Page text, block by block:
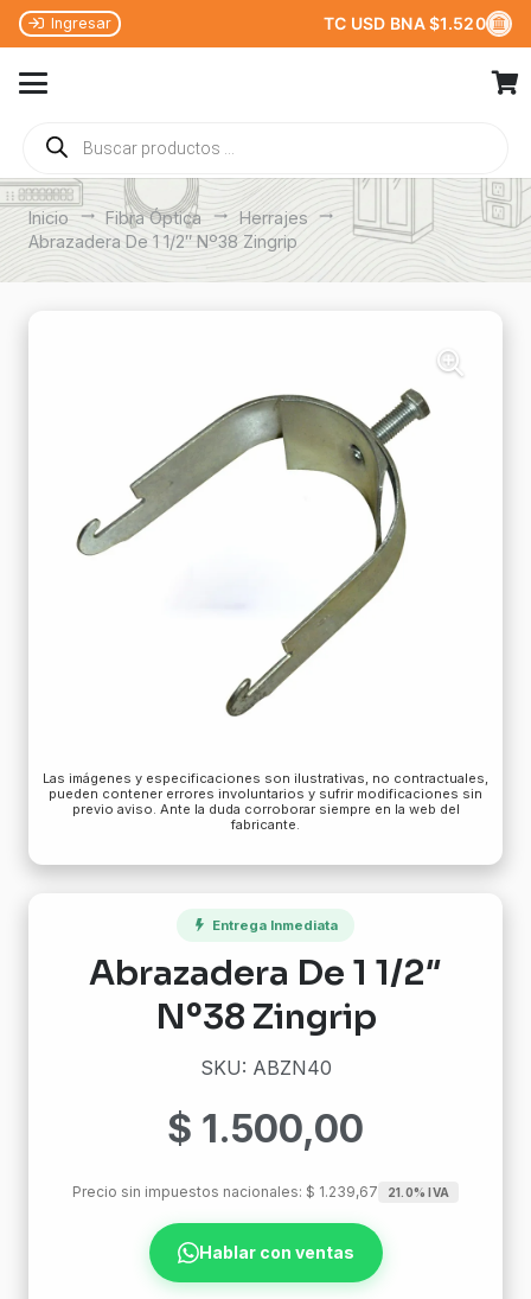
Ingresar TC USD BNA $1.520
Búsqueda
de
productos
Inicio trending_flat Fibra Óptica trending_flat Herrajes trending_flat
Abrazadera De 1 1/2″ Nº38 Zingrip
Las imágenes y especificaciones son ilustrativas, no contractuales,
pueden contener errores involuntarios y sufrir modificaciones sin
previo aviso. Ante la duda corroborar siempre en la web del
fabricante.
Entrega Inmediata
Abrazadera De 1 1/2″
Nº38 Zingrip
SKU: ABZN40
$ 1.500,00
Precio sin impuestos nacionales: $ 1.239,67 21.0% IVA
Hablar con ventas